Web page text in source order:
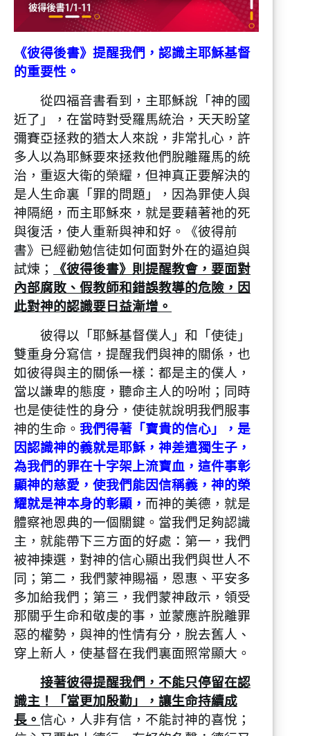
貴信心的人：
2 願恩惠、平安因你們認識 神和我們主耶
穌，多多地加給你們！
3 神的神能已將一切關乎生命和虔敬的事賜
給我們，皆因我們認識那用自己榮耀和美德
召我們的主。
4 因此，他已將又寶貴、又極大的應許賜給
我們，叫我們既脫離世上從情慾來的敗壞，
就得與 神的性情有分。
5 正因這緣故，你們要分外地殷勤。有了信
心，又要加上德行；有了德行，又要加上知
識；
6 有了知識，又要加上節制；有了節制，又
要加上忍耐；有了忍耐，又要加上虔敬；
7 有了虔敬，又要加上愛弟兄的心；有了愛
弟兄的心，又要加上愛眾人的心。
8 你們若充充足足地有這幾樣，就必使你們
在認識我們的主耶穌基督上，不至於閒懶不
結果子了。
的，忘了他舊日的罪已經得了潔淨。
10 所以弟兄們，應當更加殷勤，使你們所
蒙的恩召和揀選堅定不移。你們若行這幾
樣，就永不失腳。
11 這樣，必叫你們豐豐富富地得以進入我
們主救主耶穌基督永遠的國。
《彼得後書》提醒我們，認識主耶穌基督
的重要性。
從四福音書看到，主耶穌說「神的國
近了」，在當時對受羅馬統治，天天盼望
彌賽亞拯救的猶太人來說，非常扎心，許
多人以為耶穌要來拯救他們脫離羅馬的統
治，重返大衛的榮耀，但神真正要解決的
是人生命裏「罪的問題」，因為罪使人與
神隔絕，而主耶穌來，就是要藉著祂的死
與復活，使人重新與神和好。《彼得前
書》已經勸勉信徒如何面對外在的逼迫與
試煉；
《彼得後書》則提醒教會，要面對
內部腐敗、假教師和錯誤教導的危險，因
此對神的認識要日益漸增。
彼得以「耶穌基督僕人」和「使徒」
雙重身分寫信，提醒我們與神的關係，也
如彼得與主的關係一樣：都是主的僕人，
當以謙卑的態度，聽命主人的吩咐；同時
也是使徒性的身分，使徒就說明我們服事
神的生命。 我們得著「寶貴的信心」，是
因認識神的義就是耶穌，神差遣獨生子，
為我們的罪在十字架上流寶血，這件事彰
顯神的慈愛，使我們能因信稱義，神的榮
耀就是神本身的彰顯， 而神的美德，就是
體察祂恩典的一個關鍵。當我們足夠認識
主，就能帶下三方面的好處：第一，我們
被神揀選，對神的信心顯出我們與世人不
同；第二，我們蒙神賜福，恩惠、平安多
多加給我們；第三，我們蒙神啟示，領受
那關乎生命和敬虔的事，並蒙應許脫離罪
惡的權勢，與神的性情有分，脫去舊人、
穿上新人，使基督在我們裏面照常顯大。
接著彼得提醒我們，不能只停留在認
識主！「當更加殷勤」，讓生命持續成
長。 信心，人非有信，不能討神的喜悅；